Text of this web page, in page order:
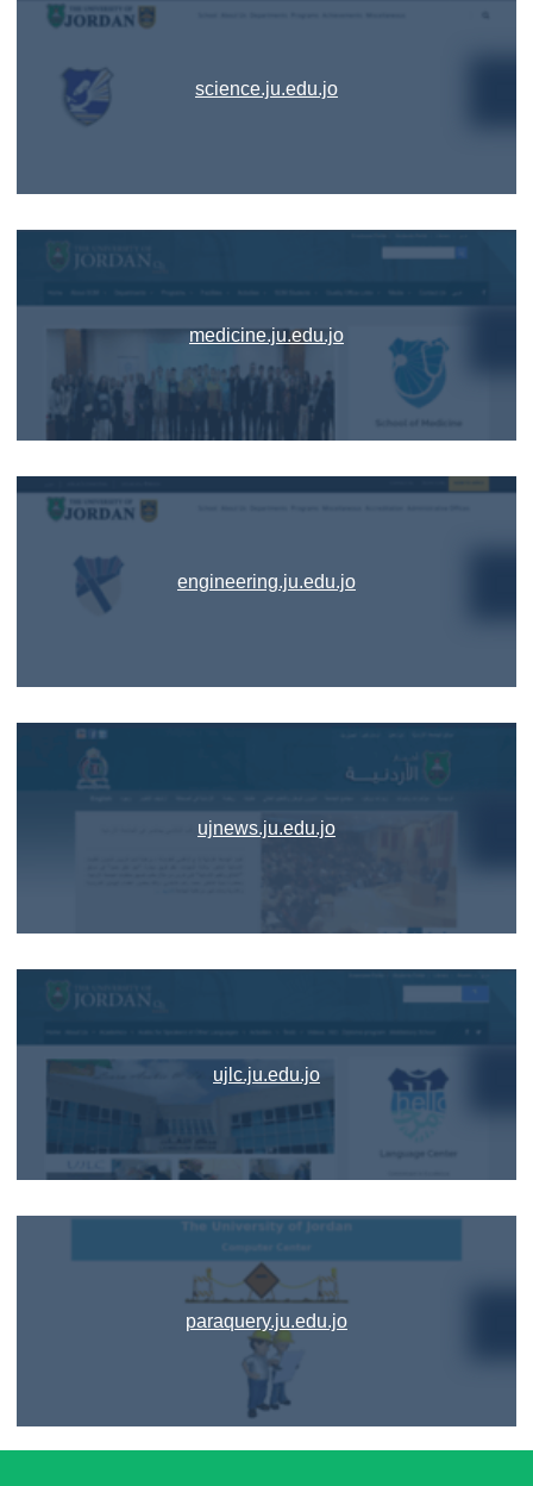
science.ju.edu.jo
medicine.ju.edu.jo
engineering.ju.edu.jo
ujnews.ju.edu.jo
ujlc.ju.edu.jo
paraquery.ju.edu.jo